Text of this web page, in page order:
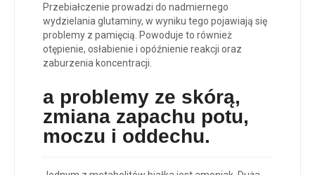
Przebiałczenie prowadzi do nadmiernego
wydzielania glutaminy, w wyniku tego pojawiają się
problemy z pamięcią. Powoduje to również
otępienie, osłabienie i opóźnienie reakcji oraz
zaburzenia koncentracji.
a problemy ze skórą,
zmiana zapachu potu,
moczu i oddechu.